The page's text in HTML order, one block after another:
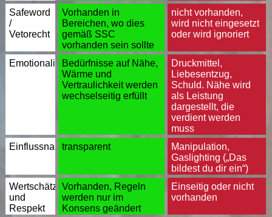
Safeword
/
Vetorecht
Vorhanden in
Bereichen, wo dies
gemäß SSC
vorhanden sein sollte
nicht vorhanden,
wird nicht eingesetzt
oder wird ignoriert
EmotionalitätBedürfnisse auf Nähe,
Wärme und
Vertraulichkeit werden
wechselseitig erfüllt
Druckmittel,
Liebesentzug,
Schuld. Nähe wird
als Leistung
dargestellt, die
verdient werden
muss
Einflussnahmetransparent
Manipulation,
Gaslighting („Das
bildest du dir ein“)
Wertschätzung
und
Respekt
Vorhanden, Regeln
werden nur im
Konsens geändert
Einseitig oder nicht
vorhanden